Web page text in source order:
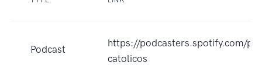
Podcast
https://podcasters.spotify.com/
catolicos